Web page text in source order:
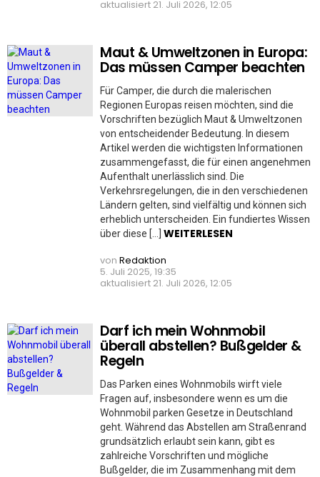
aktualisiert 21. Juli 2026, 12:05
Maut & Umweltzonen in Europa:
Das müssen Camper beachten
Für Camper, die durch die malerischen
Regionen Europas reisen möchten, sind die
Vorschriften bezüglich Maut & Umweltzonen
von entscheidender Bedeutung. In diesem
Artikel werden die wichtigsten Informationen
zusammengefasst, die für einen angenehmen
Aufenthalt unerlässlich sind. Die
Verkehrsregelungen, die in den verschiedenen
Ländern gelten, sind vielfältig und können sich
erheblich unterscheiden. Ein fundiertes Wissen
über diese […] WEITERLESEN
von Redaktion
5. Juli 2025, 19:35
aktualisiert 21. Juli 2026, 12:05
Darf ich mein Wohnmobil
überall abstellen? Bußgelder &
Regeln
Das Parken eines Wohnmobils wirft viele
Fragen auf, insbesondere wenn es um die
Wohnmobil parken Gesetze in Deutschland
geht. Während das Abstellen am Straßenrand
grundsätzlich erlaubt sein kann, gibt es
zahlreiche Vorschriften und mögliche
Bußgelder, die im Zusammenhang mit dem